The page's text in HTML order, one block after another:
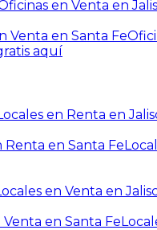
en Venta en
Venta en Santa Fe
aquí
en Renta en
Renta en Santa Fe
en Venta en
Venta en Santa Fe